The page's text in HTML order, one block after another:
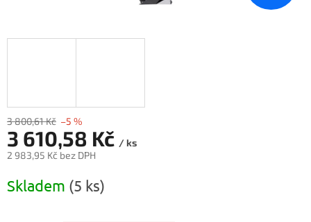
3 800,61 Kč –5 %
3 610,58 Kč / ks
2 983,95 Kč bez DPH
cena:
Skladem (5 ks)